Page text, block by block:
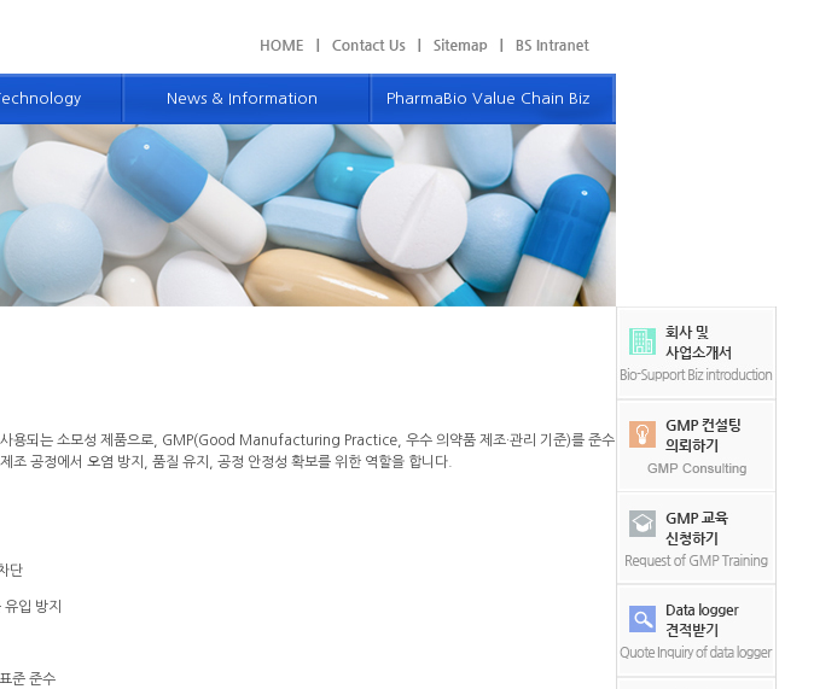
술 소개
밸리데이션 기술
밸리데이션 기술
황
News & Information
GMP 뉴스 및 정보
BS 뉴스 및 소식
Advanced GMP Communication
PharmaBio Value Chain Biz
밸류체인 사업소개
우리의 파트너
제품 및 서비스
컴퓨터화시스템
이벤트 및 공지사항
용되는 소모성 제품으로, GMP(Good Manufacturing Practice, 우수 의약품 제조·관리 기준)를 준수
조 공정에서 오염 방지, 품질 유지, 공정 안정성 확보를 위한 역할을 합니다.
단
입 방지
준 준수